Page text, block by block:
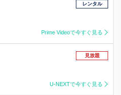
レンタル
Prime Videoで今すぐ見る
見放題
U-NEXTで今すぐ見る